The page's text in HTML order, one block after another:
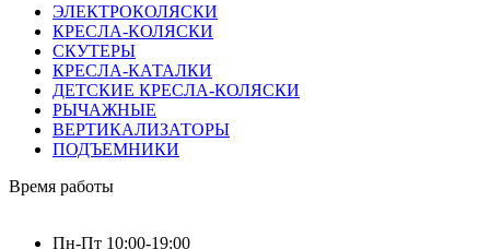
ЭЛЕКТРОКОЛЯСКИ
КРЕСЛА-КОЛЯСКИ
СКУТЕРЫ
КРЕСЛА-КАТАЛКИ
ДЕТСКИЕ КРЕСЛА-КОЛЯСКИ
РЫЧАЖНЫЕ
ВЕРТИКАЛИЗАТОРЫ
ПОДЪЕМНИКИ
Время работы
Пн-Пт 10:00-19:00